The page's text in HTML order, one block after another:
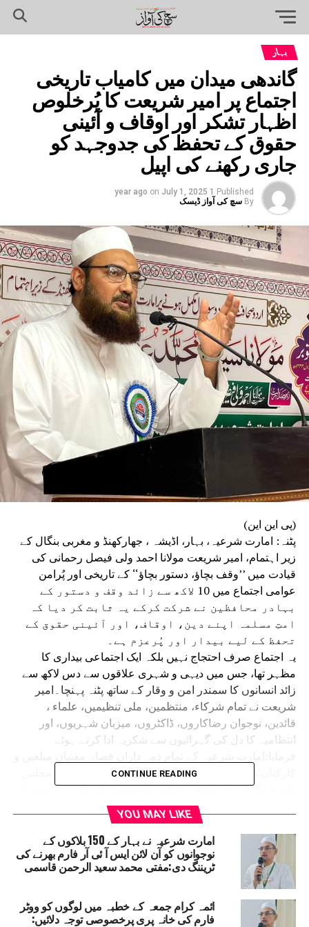
بہار
گاندھی میدان میں کامیاب تاریخی
اجتماع پر امیر شریعت کا پُرخلوص
اظہار تشکر اور اوقاف و آئینی
حقوق کے تحفظ کی جدوجہد کو
جاری رکھنے کی اپیل
Published
1 year ago
on July 1, 2025
By سچ کی آواز ڈیسک
(پی این این)
پٹنہ: امارت شرعیہ، بہار، اڈیشہ ، جھارکھنڈ و مغربی بنگال کے
زیر اہتمام، امیر شریعت مولانا احمد ولی فیصل رحمانی کی
قیادت میں ’’وقف بچاؤ، دستور بچاؤ‘‘ کے تاریخی اور پُرامن
عوامی اجتماع میں 10 لاکھ سے زائد وقف و دستور کے
بہادر محافظین نے شرکت کرکے یہ ثابت کر دیا کہ
امتِ مسلمہ اپنے دین، اوقاف، اور آئینی حقوق کے
تحفظ کے لیے بیدار اور پُرعزم ہے۔
یہ اجتماع صرف احتجاج نہیں بلکہ ایک اجتماعی بیداری کا
مظہر تھا، جس میں دیہی و شہری علاقوں سے دس لاکھ سے
زائد انسانوں کا سمندر امن و وقار کے ساتھ پٹنہ پہنچا۔امیر
شریعت نے تمام شرکاء، منتظمین، ملی تنظیمیں، علماء ،
قائدین، نوجوان رضاکاروں، ڈاکٹروں، میزبان شہریوں، اور
انتظامیہ کا دل کی گہرائیوں سے شکریہ ادا کرتے ہوئے
کارکنان ، امارت شرعیہ کے تمام ٹرسٹیز مجلس عاملہ مجلس
شوری ،ارباب حل و عقد، نقباء ، امارت شرعیہ کی تنظیموں کے
ذمہ داران و ممبران ،تحفظ اوقاف و کانفرنس کی کمیٹیوں،
مساجد کے ائمہ، صدور و سیکریٹریز، متعدد تعلیمی اداروں کے
ذمہ داران اور رضاکاروں کا خصوصی شکریہ جنہوں نے گاؤں
گاؤں، کوچہ کوچہ عوام کو بیدار کیا،رات دن محنت کی اور
مثالی نظم و ضبط کا مظاہرہ کیا۔
تمام ملی تنظیمات کی قیادت و کارکنان ،
خانقاہوں اور تعلیمی اداروں کا شکریہ جنہوں نے
متحد ہو کر اتحادِ ملت کا مظاہرہ کیا، جن میں
CONTINUE READING
YOU MAY LIKE
امارت شرعیہ نے بہار کے 150 بلاکوں کے
نوجوانوں کو آن لائن ایس آ ئی آر فارم بھرنے کی
ٹریننگ دی:مفتی محمد سعید الرحمن قاسمی
ائمہ کرام جمعہ کے خطبہ میں لوگوں کو ووٹر
فارم کی خانہ پری پرخصوصی توجہ دلائیں: